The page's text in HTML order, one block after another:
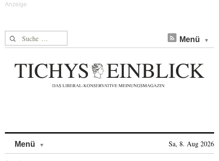
Suche nach: Menü
Menü Sa, 8. Aug 2026